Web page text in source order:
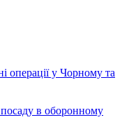
операції у Чорному та
в оборонному